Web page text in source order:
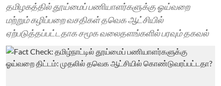
தமிழகத்தில் தூய்மைப் பணியாளர்களுக்கு ஓய்வறை
மற்றும் கழிப்பறை வசதிகள் தவெக ஆட்சியில்
ஏற்படுத்தப்பட்டதாக சமூக வலைதளங்களில் பரவும் தகவல்